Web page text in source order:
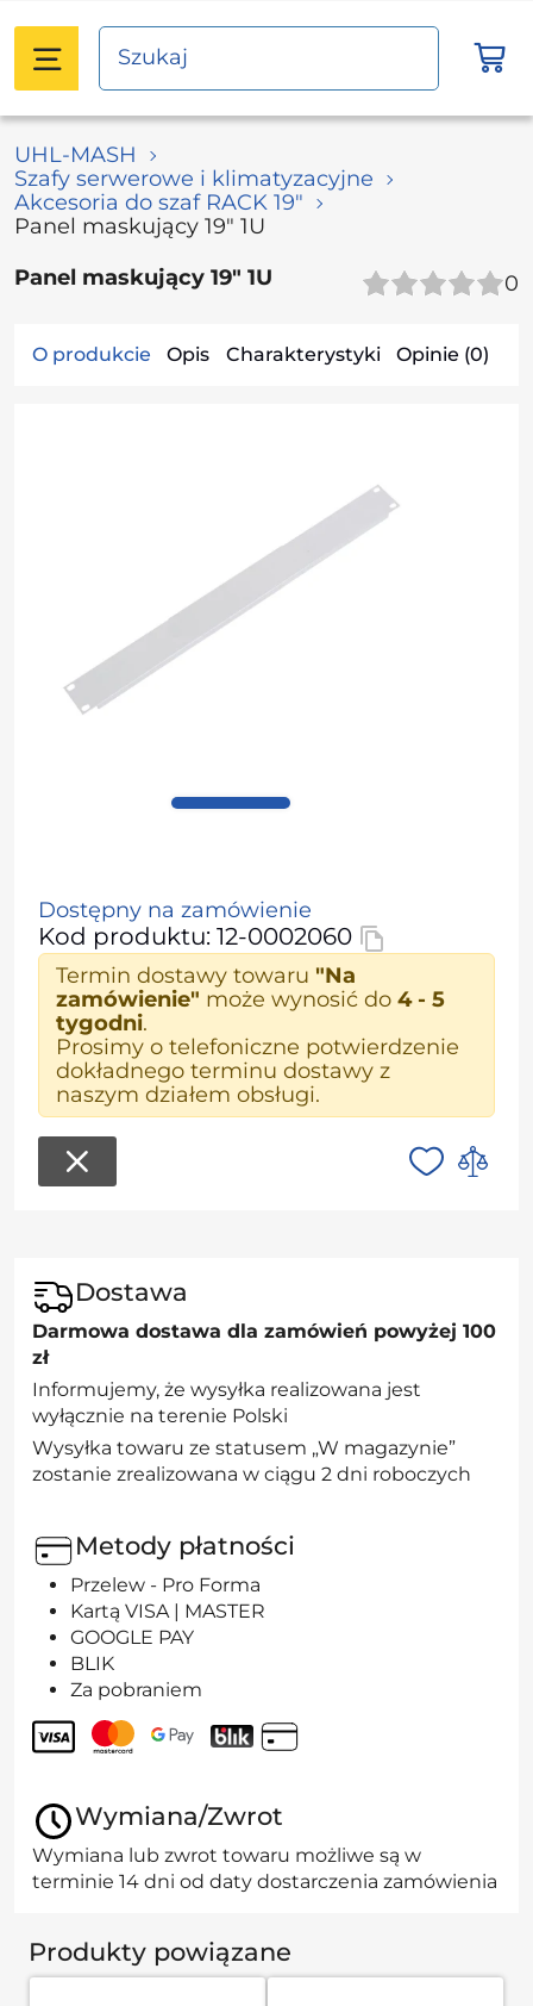
UHL-MASH
Szafy serwerowe i klimatyzacyjne
Akcesoria do szaf RACK 19"
Panel maskujący 19" 1U
Panel maskujący 19" 1U
0
O produkcie Opis Charakterystyki Opinie (0)
Dostępny na zamówienie
Kod produktu: 12-0002060
Termin dostawy towaru "Na
zamówienie" może wynosić do 4 - 5
tygodni.
Prosimy o telefoniczne potwierdzenie
dokładnego terminu dostawy z
naszym działem obsługi.
Dostawa
Darmowa dostawa dla zamówień powyżej 100
zł
Informujemy, że wysyłka realizowana jest
wyłącznie na terenie Polski
Wysyłka towaru ze statusem „W magazynie”
zostanie zrealizowana w ciągu 2 dni roboczych
Metody płatności
Przelew - Pro Forma
Kartą VISA | MASTER
GOOGLE PAY
BLIK
Za pobraniem
Wymiana/Zwrot
Wymiana lub zwrot towaru możliwe są w
terminie 14 dni od daty dostarczenia zamówienia
Produkty powiązane